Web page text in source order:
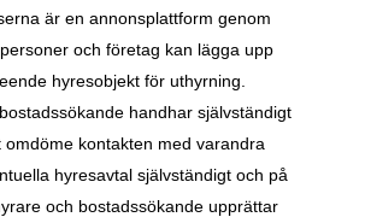
är en annonsplattform genom
och företag kan lägga upp
hyresobjekt för uthyrning.
handhar självständigt
omdöme kontakten med varandra
hyresavtal självständigt och på
och bostadssökande upprättar